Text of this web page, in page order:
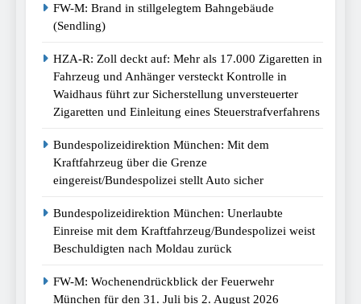
FW-M: Brand in stillgelegtem Bahngebäude
(Sendling)
HZA-R: Zoll deckt auf: Mehr als 17.000 Zigaretten in
Fahrzeug und Anhänger versteckt Kontrolle in
Waidhaus führt zur Sicherstellung unversteuerter
Zigaretten und Einleitung eines Steuerstrafverfahrens
Bundespolizeidirektion München: Mit dem
Kraftfahrzeug über die Grenze
eingereist/Bundespolizei stellt Auto sicher
Bundespolizeidirektion München: Unerlaubte
Einreise mit dem Kraftfahrzeug/Bundespolizei weist
Beschuldigten nach Moldau zurück
FW-M: Wochenendrückblick der Feuerwehr
München für den 31. Juli bis 2. August 2026